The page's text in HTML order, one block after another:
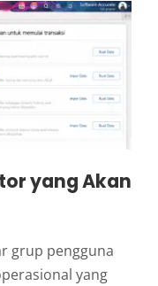
yang Akan
grup pengguna
yang